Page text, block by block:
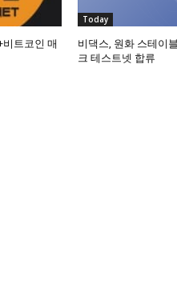
트코인 매
Today
비댁스, 원화 스테이
크 테스트넷 합류